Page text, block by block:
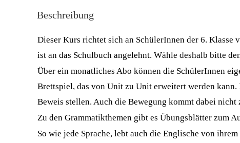
Beschreibung
Dieser Kurs richtet sich an SchülerInnen der 6.
ist an das Schulbuch angelehnt. Wähle deshalb bitte
Über ein monatliches Abo können die SchülerInnen
Brettspiel, das von Unit zu Unit erweitert werden
Beweis stellen. Auch die Bewegung kommt dabei nicht
Zu den Grammatikthemen gibt es Übungsblätter zum
So wie jede Sprache, lebt auch die Englische von